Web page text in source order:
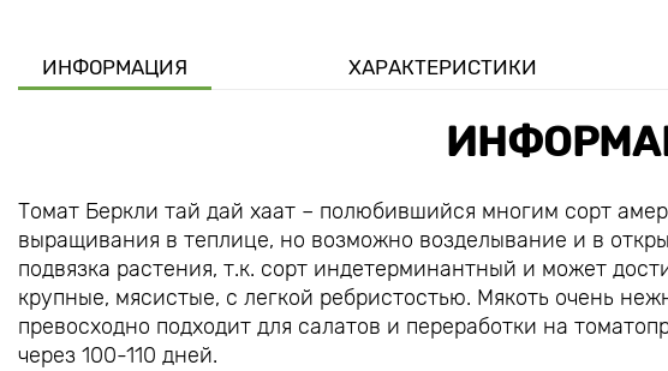
ИНФОРМАЦИЯ ХАРАКТЕРИСТИКИ
Томат Беркли тай дай хаат – полюбившийся многим сорт
выращивания в теплице, но возможно возделывание и в
подвязка растения, т.к. сорт индетерминантный и может
крупные, мясистые, с легкой ребристостью. Мякоть очень
превосходно подходит для салатов и переработки на
через 100-110 дней.